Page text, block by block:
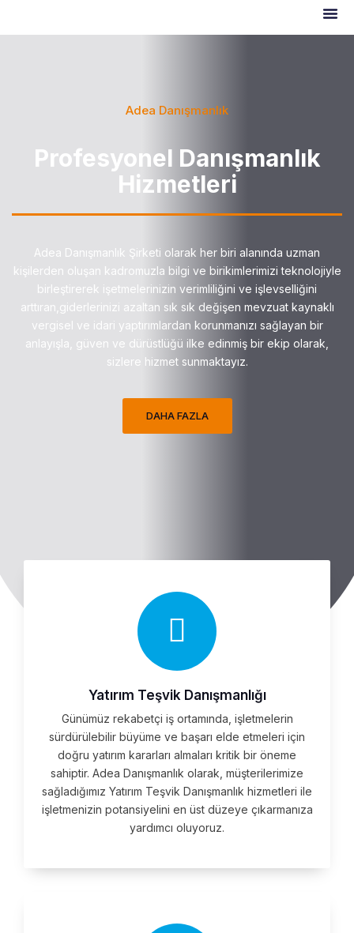
Adea Danışmanlık
Profesyonel Danışmanlık
Hizmetleri
Adea Danışmanlık Şirketi olarak her biri alanında uzman
kişilerden oluşan kadromuzla bilgi ve birikimlerimizi teknolojiyle
birleştirerek işetmelerinizin verimliliğini ve işlevselliğini
arttıran,giderlerinizi azaltan sık sık değişen mevzuat kaynaklı
vergisel ve idari yaptırımlardan korunmanızı sağlayan bir
anlayışla, güven ve dürüstlüğü ilke edinmiş bir ekip olarak,
sizlere hizmet sunmaktayız.
DAHA FAZLA
Yatırım Teşvik Danışmanlığı
Günümüz rekabetçi iş ortamında, işletmelerin
sürdürülebilir büyüme ve başarı elde etmeleri için
doğru yatırım kararları almaları kritik bir öneme
sahiptir. Adea Danışmanlık olarak, müşterilerimize
sağladığımız Yatırım Teşvik Danışmanlık hizmetleri ile
işletmenizin potansiyelini en üst düzeye çıkarmanıza
yardımcı oluyoruz.